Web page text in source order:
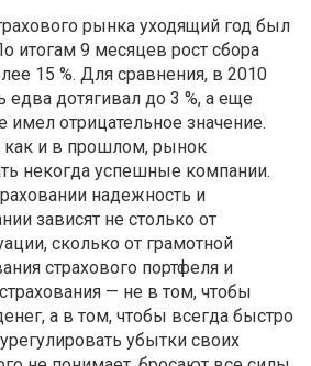
рынка уходящий год был
итогам 9 месяцев рост сбора
15 %. Для сравнения, в 2010
едва дотягивал до 3 %, а еще
отрицательное значение.
как и в прошлом, рынок
некогда успешные компании.
надежность и
зависят не столько от
сколько от грамотной
страхового портфеля и
— не в том, чтобы
а в том, чтобы всегда быстро
убытки своих